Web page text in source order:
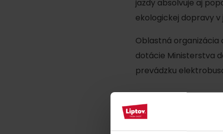
ZOZNAM ATRAKCII PRE DETI
jazdy absolvuje aj
ekologickej dopravy
Oblastná organizácia
dotácie Ministerstva
prevádzku
Opíšte nám